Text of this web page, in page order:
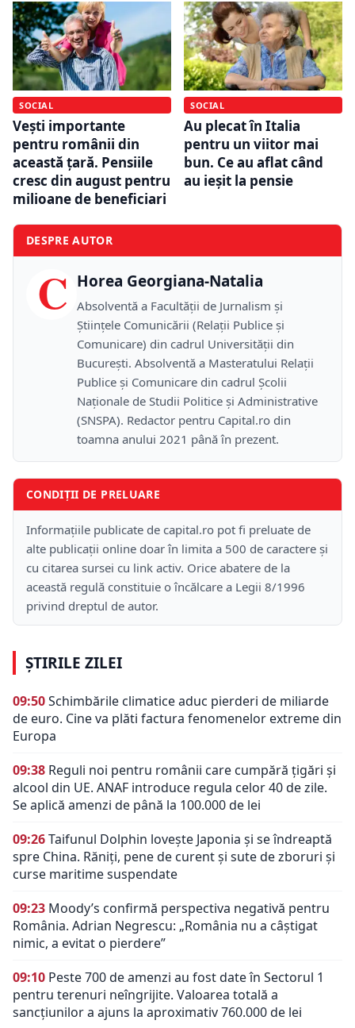
SOCIAL
Vești importante
pentru românii din
această țară. Pensiile
cresc din august pentru
milioane de beneficiari
SOCIAL
Au plecat în Italia
pentru un viitor mai
bun. Ce au aflat când
au ieșit la pensie
DESPRE AUTOR
C Horea Georgiana-Natalia
Absolventă a Facultății de Jurnalism și
Științele Comunicării (Relații Publice și
Comunicare) din cadrul Universității din
București. Absolventă a Masteratului Relații
Publice și Comunicare din cadrul Școlii
Naţionale de Studii Politice și Administrative
(SNSPA). Redactor pentru Capital.ro din
toamna anului 2021 până în prezent.
CONDIȚII DE PRELUARE
Informațiile publicate de capital.ro pot fi preluate de
alte publicații online doar în limita a 500 de caractere și
cu citarea sursei cu link activ. Orice abatere de la
această regulă constituie o încălcare a Legii 8/1996
privind dreptul de autor.
ȘTIRILE ZILEI
09:50Schimbările climatice aduc pierderi de miliarde
de euro. Cine va plăti factura fenomenelor extreme din
Europa
09:38 Reguli noi pentru românii care cumpără țigări și
alcool din UE. ANAF introduce regula celor 40 de zile.
Se aplică amenzi de până la 100.000 de lei
09:26Taifunul Dolphin lovește Japonia și se îndreaptă
spre China. Răniți, pene de curent și sute de zboruri și
curse maritime suspendate
09:23 Moody’s confirmă perspectiva negativă pentru
România. Adrian Negrescu: „România nu a câștigat
nimic, a evitat o pierdere”
09:10 Peste 700 de amenzi au fost date în Sectorul 1
pentru terenuri neîngrijite. Valoarea totală a
sancțiunilor a ajuns la aproximativ 760.000 de lei